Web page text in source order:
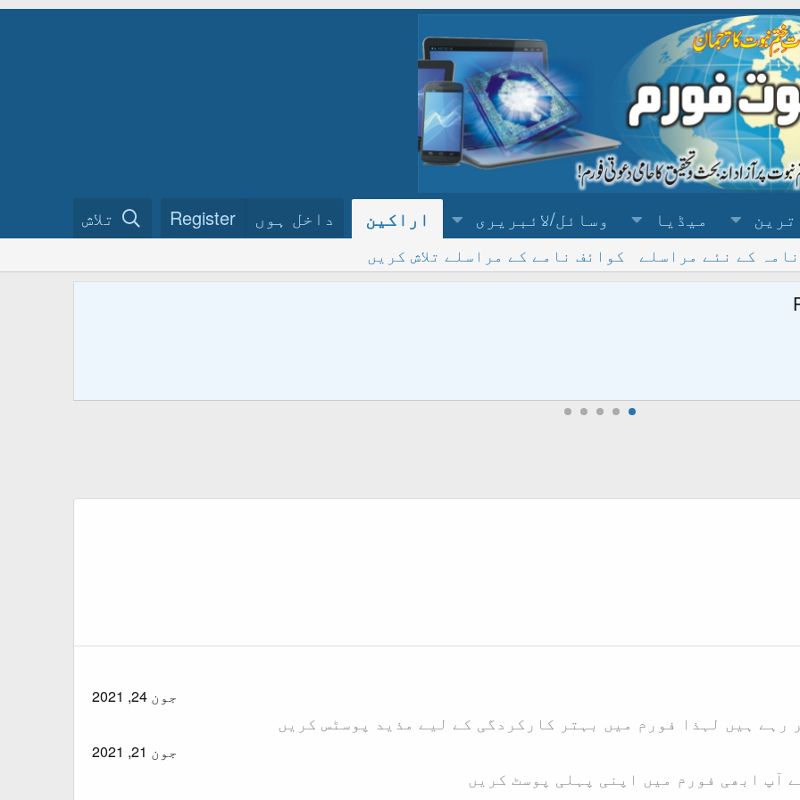
میڈیا وسائل/لائبریری اراکین داخل ہوں Register تلاش
کے نئے مراسلے کوائف نامے کے مراسلے تلاش کریں
جون 24, 2021
رہے ہیں لہذا فورم میں بہتر کارکردگی کے لیے مذید پوسٹس کریں
جون 21, 2021
آپ ابھی فورم میں اپنی پہلی پوسٹ کریں